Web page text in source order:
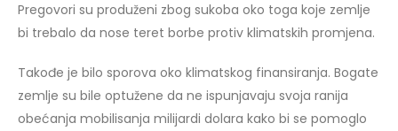
Pregovori su produženi zbog sukoba oko toga koje zemlje
bi trebalo da nose teret borbe protiv klimatskih promjena.
Takođe je bilo sporova oko klimatskog finansiranja. Bogate
zemlje su bile optužene da ne ispunjavaju svoja ranija
obećanja mobilisanja milijardi dolara kako bi se pomoglo